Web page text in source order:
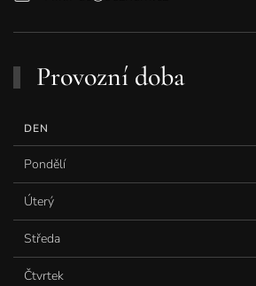
Provozní doba
DEN
Pondělí
Úterý
Středa
Čtvrtek